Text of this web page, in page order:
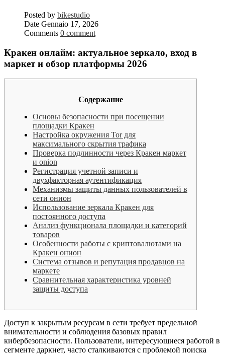
Posted by bikestudio
Date Gennaio 17, 2026
Comments 0 comment
Кракен онлайм: актуальное зеркало, вход в
маркет и обзор платформы 2026
Содержание
Основы безопасности при посещении
площадки Кракен
Настройка окружения Tor для
максимального скрытия трафика
Проверка подлинности через Кракен маркет
и onion
Регистрация учетной записи и
двухфакторная аутентификация
Механизмы защиты данных пользователей в
сети онион
Использование зеркала Кракен для
постоянного доступа
Анализ функционала площадки и категорий
товаров
Особенности работы с криптовалютами на
Кракен онион
Система отзывов и репутация продавцов на
маркете
Сравнительная характеристика уровней
защиты доступа
Доступ к закрытым ресурсам в сети требует предельной
внимательности и соблюдения базовых правил
кибербезопасности. Пользователи, интересующиеся работой в
сегменте даркнет, часто сталкиваются с проблемой поиска